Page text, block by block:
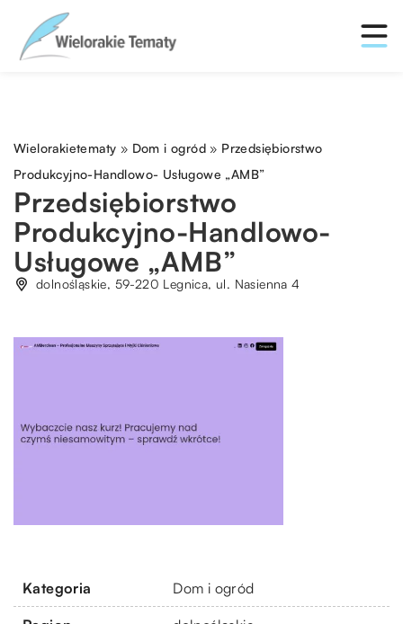
Wielorakietematy » Dom i ogród » Przedsiębiorstwo
Produkcyjno-Handlowo- Usługowe „AMB”
Przedsiębiorstwo
Produkcyjno-Handlowo-
Usługowe „AMB”
dolnośląskie, 59-220 Legnica, ul. Nasienna 4
Kategoria Dom i ogród